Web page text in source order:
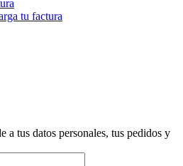
tu factura
a tus datos personales, tus pedidos y